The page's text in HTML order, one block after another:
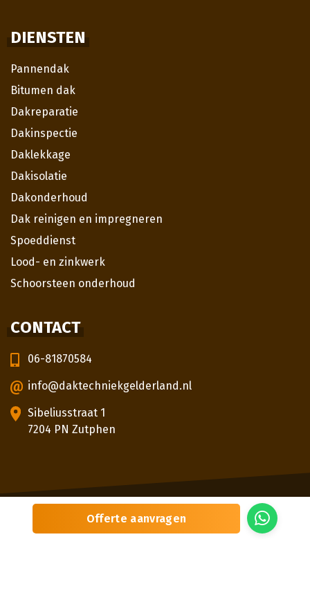
Offerte aanvragen
DIENSTEN
Pannendak
Bitumen dak
Dakreparatie
Dakinspectie
Daklekkage
Dakisolatie
Dakonderhoud
Dak reinigen en impregneren
Spoeddienst
Lood- en zinkwerk
Schoorsteen onderhoud
CONTACT
06-81870584
info@daktechniekgelderland.nl
Sibeliusstraat 1
7204 PN Zutphen
© 2026